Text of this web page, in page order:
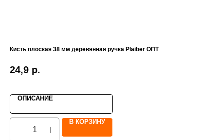
Кисть плоская 38 мм деревянная ручка Plaiber ОПТ
24,9 р.
ОПИСАНИЕ
В КОРЗИНУ